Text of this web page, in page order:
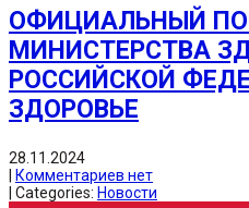
ОФИЦИАЛЬНЫЙ
МИНИСТЕРСТВА
РОССИЙСКОЙ
ЗДОРОВЬЕ
28.11.2024
Комментариев нет
| Categories: Новости